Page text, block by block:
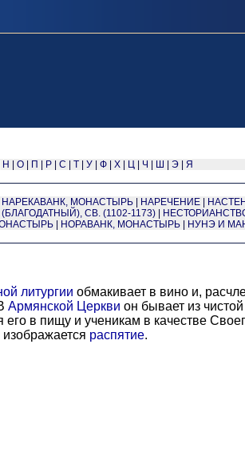
Н О| П Р| С Т| У| Ф| Х| Ц| Ч Ш Э| Я
НАРЕКАВАНК, МОНАСТЫРЬ НАРЕЧЕНИЕ
СВ. (1102-1173)|
| НОРАВАНК, МОНАСТЫРЬ| НУНЭ И
литургии обмакивает в вино и,
Армянской Церкви он бывает из
в пищу и ученикам в качестве
распятие.